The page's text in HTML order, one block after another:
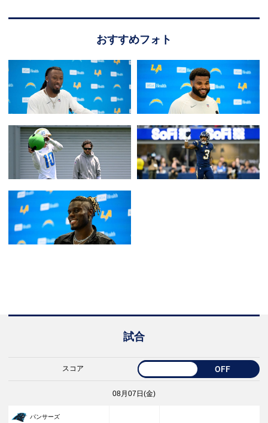
おすすめフォト
試合
スコア OFF
08月07日(金)
パンサーズ